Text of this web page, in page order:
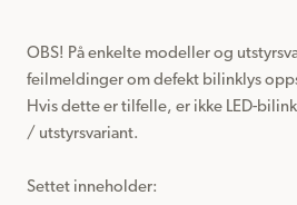
OBS! På enkelte modeller og
feilmeldinger om defekt bilinklys
Hvis dette er tilfelle, er ikke LED-
/ utstyrsvariant.
Settet inneholder: